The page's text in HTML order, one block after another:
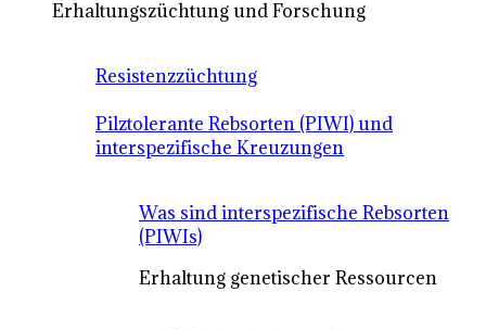
Erhaltungszüchtung und Forschung
Resistenzzüchtung
Pilztolerante Rebsorten (PIWI) und
interspezifische Kreuzungen
Was sind interspezifische Rebsorten
(PIWIs)
Erhaltung genetischer Ressourcen